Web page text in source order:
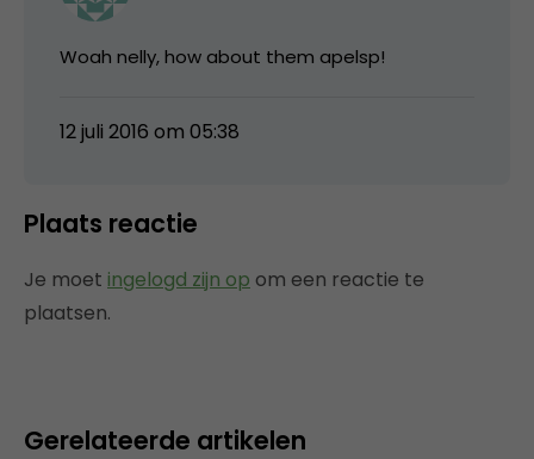
Woah nelly, how about them apelsp!
12 juli 2016 om 05:38
Plaats reactie
Je moet ingelogd zijn op om een reactie te
plaatsen.
Gerelateerde artikelen